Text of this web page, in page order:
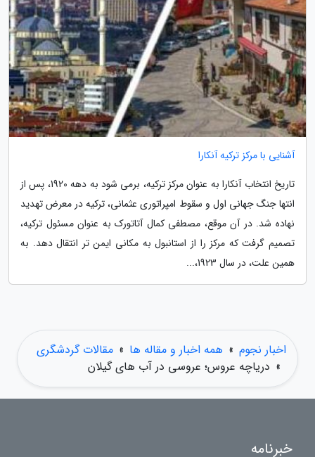
آشنایی با مرکز ترکیه آنکارا
تاریخ انتخاب آنکارا به عنوان مرکز ترکیه، برمی شود به دهه 1920، پس از
انتها جنگ جهانی اول و سقوط امپراتوری عثمانی، ترکیه در معرض تهدید
نهاده شد. در آن موقع، مصطفی کمال آتاتورک به عنوان مسئول ترکیه،
تصمیم گرفت که مرکز را از استانبول به مکانی ایمن تر انتقال دهد. به
همین علت، در سال 1923،...
اخبار نجوم » همه اخبار و مقاله ها » مقالات گردشگری
» دریاچه عروس؛ عروسی در آب های گیلان
خبرنامه